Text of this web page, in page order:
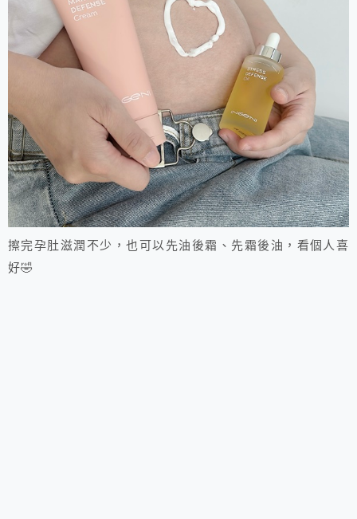
擦完孕肚滋潤不少，也可以先油後霜、先霜後油，看個人喜
好🤣